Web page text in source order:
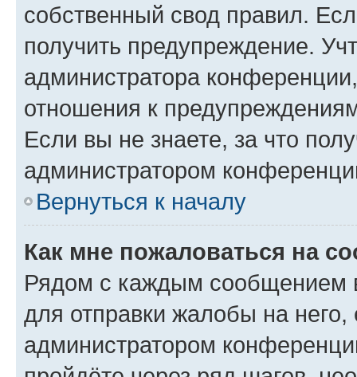
собственный свод правил.
получить предупреждение.
администратора
отношения к
Если вы не знаете, за что
администратором
Вернуться к началу
Как мне пожаловаться на
Рядом с каждым сообщением
для отправки жалобы на
администратором